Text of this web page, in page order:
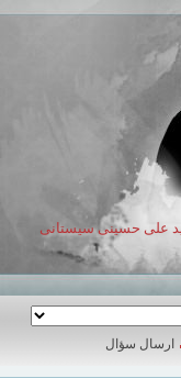
علی حسینی سیستانی
ارسال سؤال